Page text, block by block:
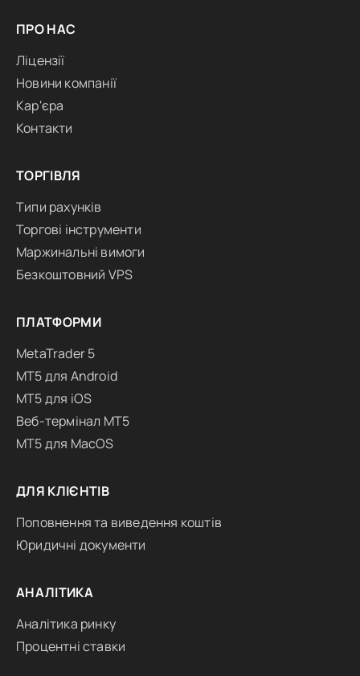
ПРО НАС
Ліцензії
Новини компанії
Кар'єра
Контакти
ТОРГІВЛЯ
Типи рахунків
Торгові інструменти
Маржинальні вимоги
Безкоштовний VPS
ПЛАТФОРМИ
MetaTrader 5
MT5 для Android
MT5 для iOS
Веб-термінал MT5
MT5 для MacOS
ДЛЯ КЛІЄНТІВ
Поповнення та виведення коштів
Юридичні документи
АНАЛІТИКА
Аналітика ринку
Процентні ставки